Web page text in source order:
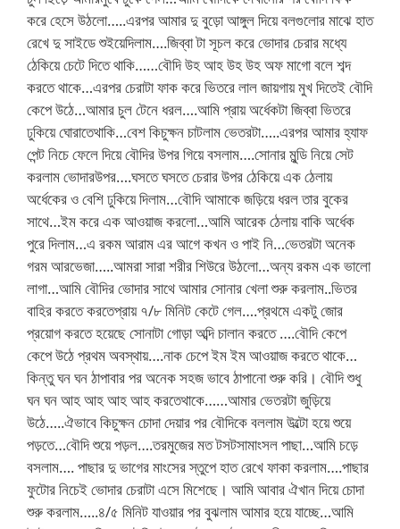
করে হেসে উঠলো…..এরপর আমার দু বুড়ো আঙ্গুল দিয়ে বলগুলোর মাঝে হাত
রেখে দু সাইডে শুইয়েদিলাম….জিব্বা টা সূচল করে ভোদার চেরার মধ্যে
ঠেকিয়ে চেটে দিতে থাকি……বৌদি উহ আহ উহ উহ অফ মাগো বলে শব্দ
করতে থাকে…এরপর চেরাটা ফাক করে ভিতরে লাল জায়গায় মুখ দিতেই বৌদি
কেপে উঠে…আমার চুল টেনে ধরল….আমি প্রায় অর্ধেকটা জিব্বা ভিতরে
ঢুকিয়ে ঘোরাতেথাকি…বেশ কিচুক্ষন চাটলাম ভেতরটা…..এরপর আমার হ্যাফ
পেন্ট নিচে ফেলে দিয়ে বৌদির উপর গিয়ে বসলাম….সোনার মুন্ডি নিয়ে সেট
করলাম ভোদারউপর….ঘসতে ঘসতে চেরার উপর ঠেকিয়ে এক ঠেলায়
অর্ধেকের ও বেশি ঢুকিয়ে দিলাম…বৌদি আমাকে জড়িয়ে ধরল তার বুকের
সাথে…ইম করে এক আওয়াজ করলো…আমি আরেক ঠেলায় বাকি অর্ধেক
পুরে দিলাম…এ রকম আরাম এর আগে কখন ও পাই নি…ভেতরটা অনেক
গরম আরভেজা…..আমরা সারা শরীর শিউরে উঠলো…অন্য রকম এক ভালো
লাগা…আমি বৌদির ভোদার সাথে আমার সোনার খেলা শুরু করলাম..ভিতর
বাহির করতে করতেপ্রায় ৭/৮ মিনিট কেটে গেল….প্রথমে একটু জোর
প্রয়োগ করতে হয়েছে সোনাটা গোড়া অব্দি চালান করতে ….বৌদি কেপে
কেপে উঠে প্রথম অবস্থায়….নাক চেপে ইম ইম আওয়াজ করতে থাকে…
কিন্তু ঘন ঘন ঠাপাবার পর অনেক সহজ ভাবে ঠাপানো শুরু করি। বৌদি শুধু
ঘন ঘন আহ আহ আহ আহ করতেথাকে……আমার ভেতরটা জুড়িয়ে
উঠে…..ঐভাবে কিচুক্ষন চোদা দেয়ার পর বৌদিকে বললাম উল্টো হয়ে শুয়ে
পড়তে…বৌদি শুয়ে পড়ল….তরমুজের মত টসটসামাংসল পাছা…আমি চড়ে
বসলাম…. পাছার দু ভাগের মাংসের স্তুপে হাত রেখে ফাকা করলাম….পাছার
ফুটোর নিচেই ভোদার চেরাটা এসে মিশেছে। আমি আবার ঐখান দিয়ে চোদা
শুরু করলাম…..৪/৫ মিনিট যাওয়ার পর বুঝলাম আমার হয়ে যাচ্ছে…আমি